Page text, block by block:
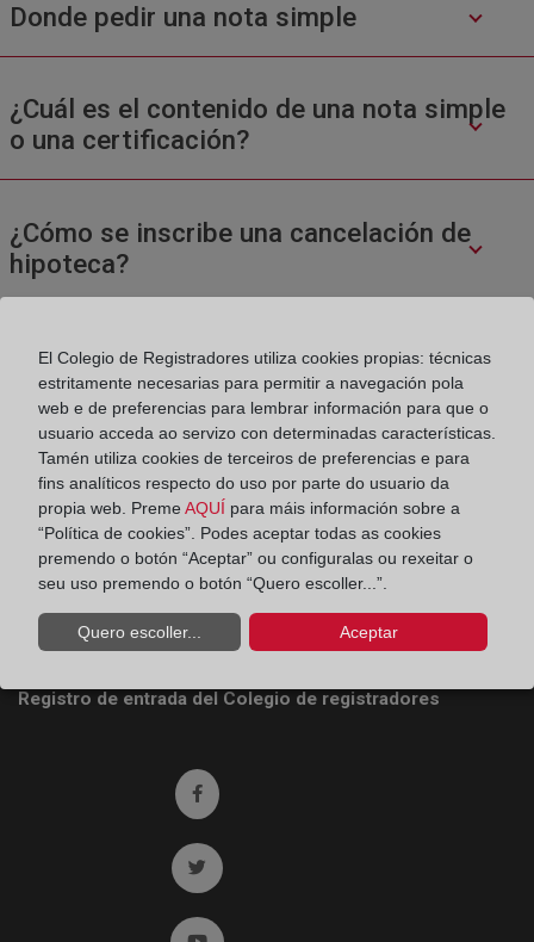
Donde pedir una nota simple
¿Cuál es el contenido de una nota simple
o una certificación?
¿Cómo se inscribe una cancelación de
hipoteca?
Colegio de Registradores
Príncipe de Vergara 70. 28006 Madrid
Teléfono:91 270 17 96
Fax:91 564 11 59
Email:contacto@registradores.org
Registro de entrada del Colegio de registradores
Ir a facebook (abre en ventana nueva)
Ir a twitter (abre en ventana nueva)
El Colegio de Registradores utiliza cookies propias: técnicas
estritamente necesarias para permitir a navegación pola
web e de preferencias para lembrar información para que o
usuario acceda ao servizo con determinadas características.
Tamén utiliza cookies de terceiros de preferencias e para
fins analíticos respecto do uso por parte do usuario da
propia web. Preme AQUÍ para máis información sobre a
“Política de cookies”. Podes aceptar todas as cookies
premendo o botón “Aceptar” ou configuralas ou rexeitar o
seu uso premendo o botón “Quero escoller...”.
Quero escoller... Aceptar